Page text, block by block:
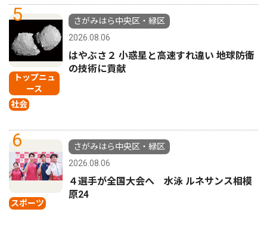
5
トップニュ
ース
社会
さがみはら中央区・緑区
2026.08.06
はやぶさ２ 小惑星と高速すれ違い 地球防衛
の技術に貢献
6
スポーツ
さがみはら中央区・緑区
2026.08.06
４選手が全国大会へ 水泳 ルネサンス相模
原24